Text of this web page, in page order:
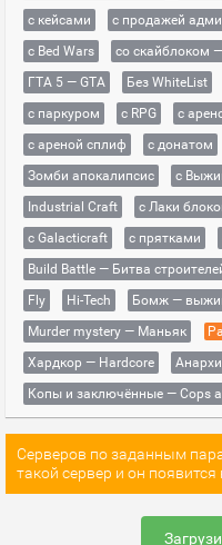
с кейсами
с продажей
с Bed Wars
со скайблоком
ГТА 5 — GTA
Без WhiteList
с паркуром
с RPG с
с ареной сплиф
с донатом
Зомби апокалипсис
с
Industrial Craft
с Лаки
с Galacticraft
с прятками
Build Battle — Битва
Fly
Hi-Tech
Бомж —
Murder mystery — Маньяк
Хардкор — Hardcore
Копы и заключённые — Cops
Серверов по заданным
такой сервер и он появится